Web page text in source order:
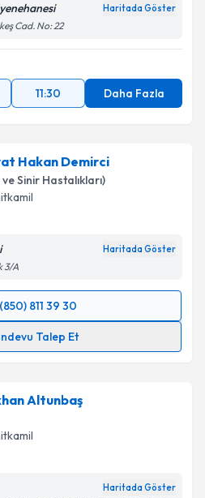
Haritada Göster
Cad. No: 22
11:30 Daha Fazla
Hakan Demirci
Sinir Hastalıkları)
Haritada Göster
3/A
811 39 30
Talep Et
Talebi
e-posta ile
Altunbaş
Haritada Göster